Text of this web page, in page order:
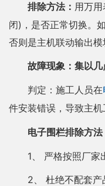
排除方法： 用万
闭)，是否正常切换。
否则是主机联动输出模
故障现象：集以几
判定：施工人员在
件安装错误，导致主机
电子围栏排除方法
1、 严格按照厂家
2、 杜绝不配套产